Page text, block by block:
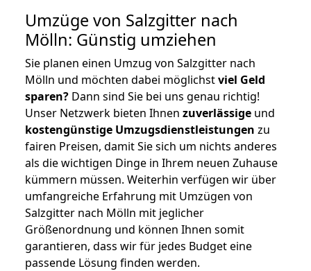
Umzüge von Salzgitter nach
Mölln: Günstig umziehen
Sie planen einen Umzug von Salzgitter nach
Mölln und möchten dabei möglichstviel Geld
sparen? Dann sind Sie bei uns genau richtig!
Unser Netzwerk bieten Ihnen zuverlässige und
kostengünstige Umzugsdienstleistungen zu
fairen Preisen, damit Sie sich um nichts anderes
als die wichtigen Dinge in Ihrem neuen Zuhause
kümmern müssen. Weiterhin verfügen wir über
umfangreiche Erfahrung mit Umzügen von
Salzgitter nach Mölln mit jeglicher
Größenordnung und können Ihnen somit
garantieren, dass wir für jedes Budget eine
passende Lösung finden werden.